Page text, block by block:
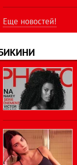
Еще новостей!